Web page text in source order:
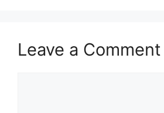
Leave a Comment